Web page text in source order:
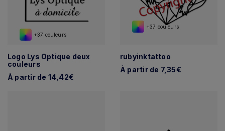
+37 couleurs
Logo Lys Optique deux
couleurs
À partir de 14,42€
+37 couleurs
rubyinktattoo
À partir de 7,35€